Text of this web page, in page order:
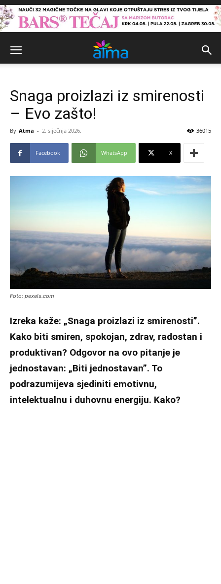
Snaga proizlazi iz smirenosti
– Evo zašto!
By Atma - 2. siječnja 2026. 36015
Facebook WhatsApp X
Foto: pexels.com
Izreka kaže: „Snaga proizlazi iz smirenosti”.
Kako biti smiren, spokojan, zdrav, radostan i
produktivan? Odgovor na ovo pitanje je
jednostavan: „Biti jednostavan”. To
podrazumijeva sjediniti emotivnu,
intelektualnu i duhovnu energiju. Kako?